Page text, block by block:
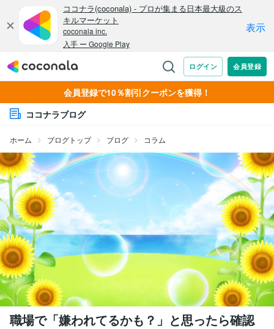
会員登録で10％割引クーポンを獲得！
ココナラブログ
ホーム ブログトップ ブログ コラム
職場で「嫌われてるかも？」と思ったら確認